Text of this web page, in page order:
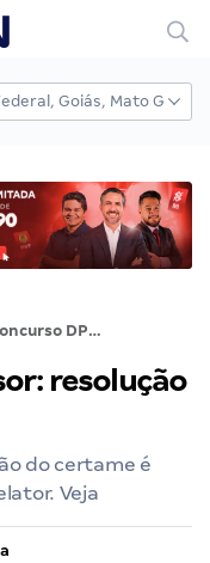
Concurso DPU Defensor: resolução aprovada! Saiba mais
resolução
do certame é
Veja